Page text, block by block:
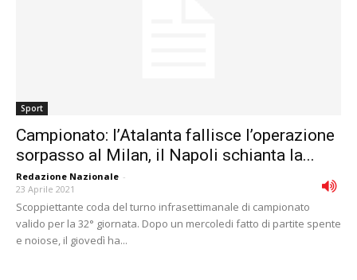
Sport
Campionato: l’Atalanta fallisce l’operazione
sorpasso al Milan, il Napoli schianta la...
Redazione Nazionale -
23 Aprile 2021
Scoppiettante coda del turno infrasettimanale di campionato
valido per la 32° giornata. Dopo un mercoledi fatto di partite spente
e noiose, il giovedì ha...